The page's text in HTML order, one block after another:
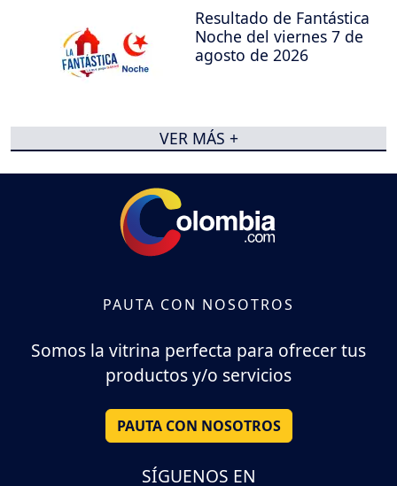
Resultado de Fantástica
Noche del viernes 7 de
agosto de 2026
VER MÁS +
PAUTA CON NOSOTROS
Somos la vitrina perfecta para ofrecer tus
productos y/o servicios
PAUTA CON NOSOTROS
SÍGUENOS EN